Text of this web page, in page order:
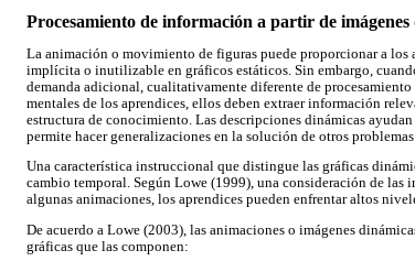
Procesamiento de información a partir de imágenes
La animación o movimiento de figuras puede proporcionar a
implícita o inutilizable en gráficos estáticos. Sin embargo,
demanda adicional, cualitativamente diferente de
mentales de los aprendices, ellos deben extraer información
estructura de conocimiento. Las descripciones dinámicas
permite hacer generalizaciones en la solución de otros problemas.
Una característica instruccional que distingue las gráficas
cambio temporal. Según Lowe (1999), una consideración de
algunas animaciones, los aprendices pueden enfrentar altos
De acuerdo a Lowe (2003), las animaciones o imágenes
gráficas que las componen: